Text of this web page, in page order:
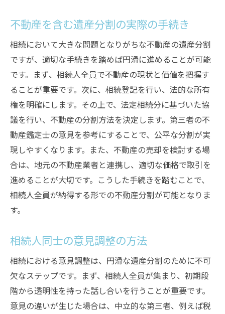
不動産を含む遺産分割の実際の手続き
相続において大きな問題となりがちな不動産の遺産分割
ですが、適切な手続きを踏めば円滑に進めることが可能
です。まず、相続人全員で不動産の現状と価値を把握す
ることが重要です。次に、相続登記を行い、法的な所有
権を明確にします。その上で、法定相続分に基づいた協
議を行い、不動産の分割方法を決定します。第三者の不
動産鑑定士の意見を参考にすることで、公平な分割が実
現しやすくなります。また、不動産の売却を検討する場
合は、地元の不動産業者と連携し、適切な価格で取引を
進めることが大切です。こうした手続きを踏むことで、
相続人全員が納得する形での不動産分割が可能となりま
す。
相続人同士の意見調整の方法
相続における意見調整は、円滑な遺産分割のために不可
欠なステップです。まず、相続人全員が集まり、初期段
階から透明性を持った話し合いを行うことが重要です。
意見の違いが生じた場合は、中立的な第三者、例えば税